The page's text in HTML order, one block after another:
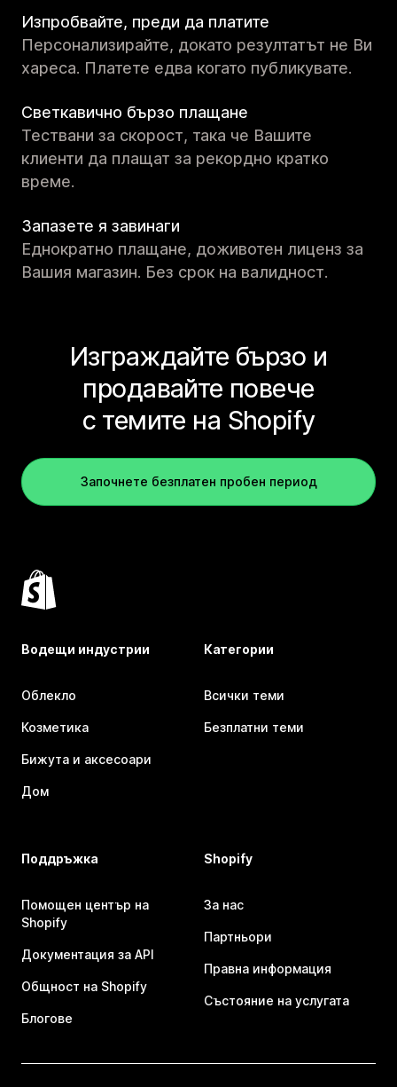
Изпробвайте, преди да платите
Персонализирайте, докато резултатът не Ви
хареса. Платете едва когато публикувате.
Светкавично бързо плащане
Тествани за скорост, така че Вашите
клиенти да плащат за рекордно кратко
време.
Запазете я завинаги
Еднократно плащане, доживотен лиценз за
Вашия магазин. Без срок на валидност.
Изграждайте бързо и
продавайте повече
с темите на Shopify
Започнете безплатен пробен период
Водещи индустрии
Облекло
Козметика
Бижута и аксесоари
Дом
Категории
Всички теми
Безплатни теми
Поддръжка
Помощен център на
Shopify
Документация за API
Общност на Shopify
Блогове
Shopify
За нас
Партньори
Правна информация
Състояние на услугата